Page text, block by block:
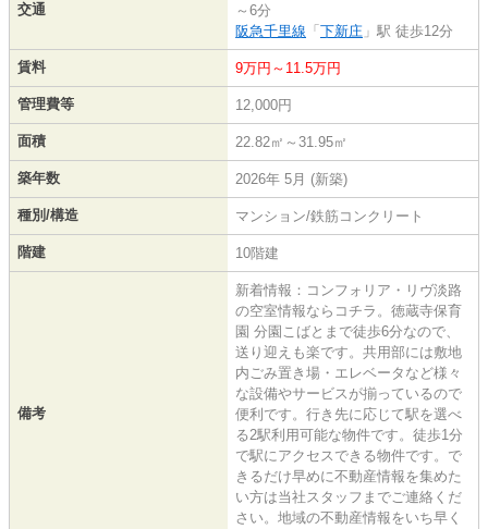
交通
～6分
阪急千里線 「 下新庄 」駅 徒歩12分
賃料 9万円～11.5万円
管理費等 12,000円
面積 22.82㎡～31.95㎡
築年数 2026年 5月 (新築)
種別/構造 マンション/鉄筋コンクリート
階建 10階建
備考
新着情報：コンフォリア・リヴ淡路
の空室情報ならコチラ。徳蔵寺保育
園 分園こばとまで徒歩6分なので、
送り迎えも楽です。共用部には敷地
内ごみ置き場・エレベータなど様々
な設備やサービスが揃っているので
便利です。行き先に応じて駅を選べ
る2駅利用可能な物件です。徒歩1分
で駅にアクセスできる物件です。で
きるだけ早めに不動産情報を集めた
い方は当社スタッフまでご連絡くだ
さい。地域の不動産情報をいち早く